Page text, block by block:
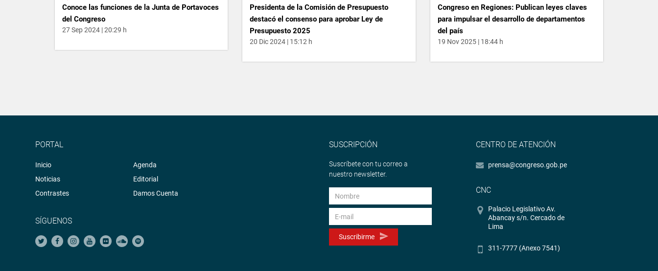
Conoce las funciones de la Junta de Portavoces
del Congreso
27 Sep 2024 | 20:29 h
Presidenta de la Comisión de Presupuesto
destacó el consenso para aprobar Ley de
Presupuesto 2025
20 Dic 2024 | 15:12 h
Congreso en Regiones: Publican leyes claves
para impulsar el desarrollo de departamentos
del país
19 Nov 2025 | 18:44 h
PORTAL
Inicio
Noticias
Contrastes
Agenda
Editorial
Damos Cuenta
SÍGUENOS
SUSCRIPCIÓN
Suscríbete con tu correo a
nuestro newsletter.
Suscribirme
CENTRO DE ATENCIÓN
prensa@congreso.gob.pe
CNC
Palacio Legislativo Av.
Abancay s/n. Cercado de
Lima
311-7777 (Anexo 7541)